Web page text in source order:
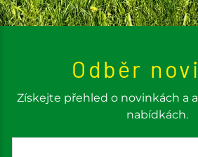
Odběr
Získejte přehled o novinkách a
nabídkách.